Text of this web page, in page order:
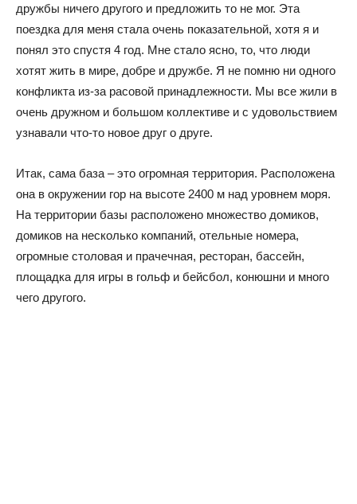
дружбы ничего другого и предложить то не мог. Эта
поездка для меня стала очень показательной, хотя я и
понял это спустя 4 год. Мне стало ясно, то, что люди
хотят жить в мире, добре и дружбе. Я не помню ни одного
конфликта из-за расовой принадлежности. Мы все жили в
очень дружном и большом коллективе и с удовольствием
узнавали что-то новое друг о друге.
Итак, сама база – это огромная территория. Расположена
она в окружении гор на высоте 2400 м над уровнем моря.
На территории базы расположено множество домиков,
домиков на несколько компаний, отельные номера,
огромные столовая и прачечная, ресторан, бассейн,
площадка для игры в гольф и бейсбол, конюшни и много
чего другого.